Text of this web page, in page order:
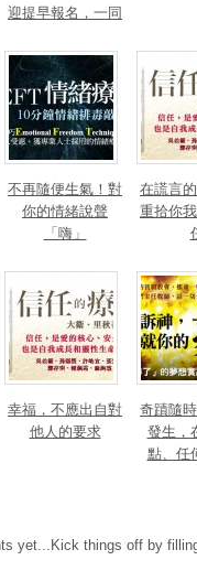
迎提早報名，一同
不再隨便生氣！對
你的情緒說聲
「嗨」
在謊言
重拾你
幸福，不應出自對
他人的要求
奇蹟隨
發生，
點、任
yet...Kick things off by